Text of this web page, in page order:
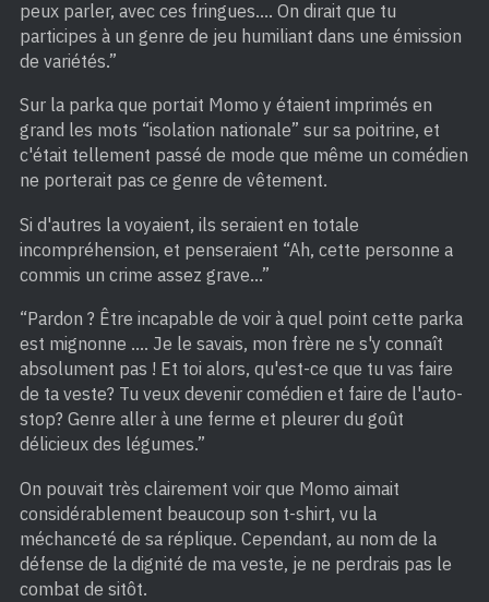
peux parler, avec ces fringues…. On dirait que tu
participes à un genre de jeu humiliant dans une émission
de variétés.”
Sur la parka que portait Momo y étaient imprimés en
grand les mots “isolation nationale” sur sa poitrine, et
c'était tellement passé de mode que même un comédien
ne porterait pas ce genre de vêtement.
Si d'autres la voyaient, ils seraient en totale
incompréhension, et penseraient “Ah, cette personne a
commis un crime assez grave…”
“Pardon ? Être incapable de voir à quel point cette parka
est mignonne …. Je le savais, mon frère ne s'y connaît
absolument pas ! Et toi alors, qu'est-ce que tu vas faire
de ta veste? Tu veux devenir comédien et faire de l'auto-
stop? Genre aller à une ferme et pleurer du goût
délicieux des légumes.”
On pouvait très clairement voir que Momo aimait
considérablement beaucoup son t-shirt, vu la
méchanceté de sa réplique. Cependant, au nom de la
défense de la dignité de ma veste, je ne perdrais pas le
combat de sitôt.